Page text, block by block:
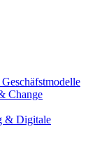
Change
& Digitale